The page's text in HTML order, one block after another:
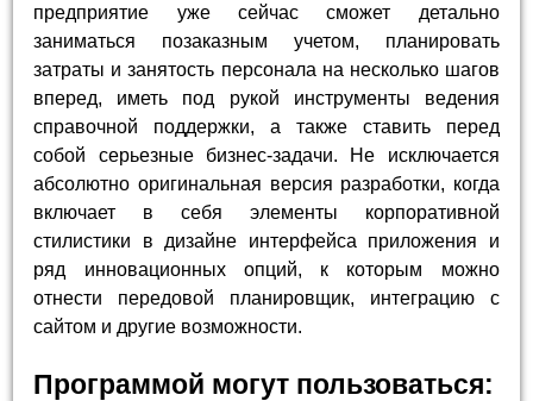
предприятие уже сейчас сможет детально
заниматься позаказным учетом, планировать
затраты и занятость персонала на несколько шагов
вперед, иметь под рукой инструменты ведения
справочной поддержки, а также ставить перед
собой серьезные бизнес-задачи. Не исключается
абсолютно оригинальная версия разработки, когда
включает в себя элементы корпоративной
стилистики в дизайне интерфейса приложения и
ряд инновационных опций, к которым можно
отнести передовой планировщик, интеграцию с
сайтом и другие возможности.
Программой могут пользоваться: